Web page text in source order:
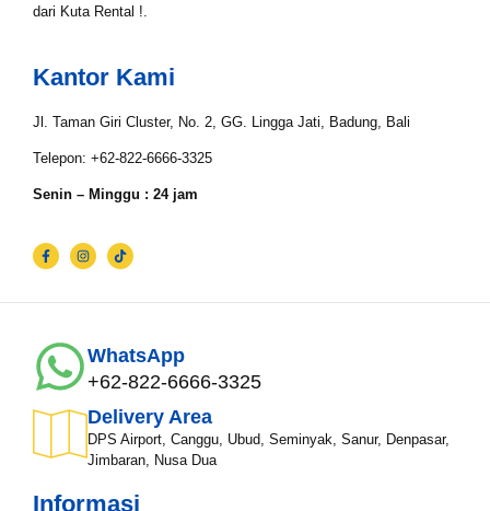
dari Kuta Rental !.
Tgl Mulai*
WhatsApp*
Lokasi Pengiriman & Pengembalian
Kantor Kami
Jl. Taman Giri Cluster, No. 2, GG. Lingga Jati, Badung, Bali
Telepon: +62-822-6666-3325
Senin – Minggu : 24 jam
WhatsApp
+62-822-6666-3325
Delivery Area
DPS Airport, Canggu, Ubud, Seminyak, Sanur, Denpasar,
Jimbaran, Nusa Dua
Informasi